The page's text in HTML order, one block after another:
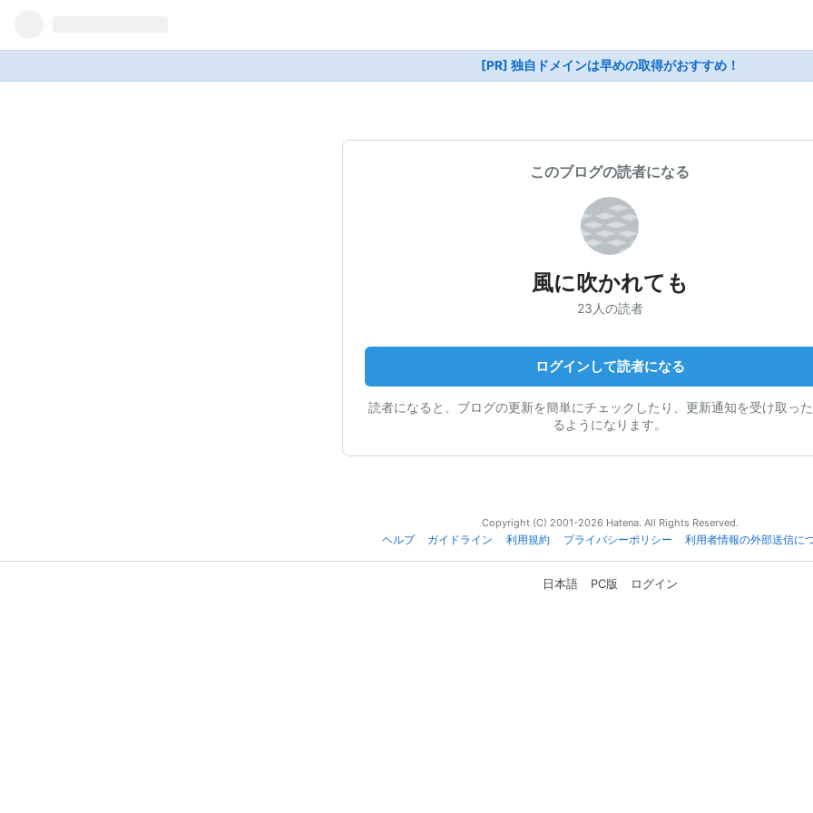
[PR] 独自ドメインは早めの取得がおすすめ！
このブログの読者になる
風に吹かれても
23人の読者
ログインして読者になる
読者になると、ブログの更新を簡単にチェックしたり、更新通知を受け取っ
るようになります。
Copyright (C) 2001-2026 Hatena. All Rights Reserved.
ヘルプ
ガイドライン 利用規約 プライバシーポリシー 利用者情報の外部送信に
日本語 PC版 ログイン